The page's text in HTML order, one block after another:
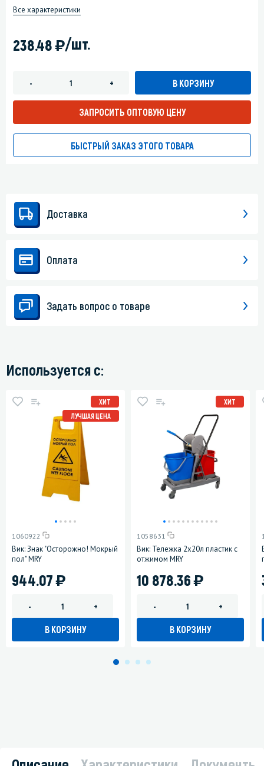
Все характеристики
238.48)/шт.
- + В КОРЗИНУ
ЗАПРОСИТЬ ОПТОВУЮ ЦЕНУ
БЫСТРЫЙ ЗАКАЗ ЭТОГО ТОВАРА
Доставка
Оплата
Задать вопрос о товаре
Используется с:
ХИТ
ЛУЧШАЯ ЦЕНА
1060922
Вик: Знак "Осторожно! Мокрый
пол" MRY
944.07)
- +
В КОРЗИНУ
ХИТ
1058631
Вик: Тележка 2х20л пластик с
отжимом MRY
10 878.36)
- +
В КОРЗИНУ